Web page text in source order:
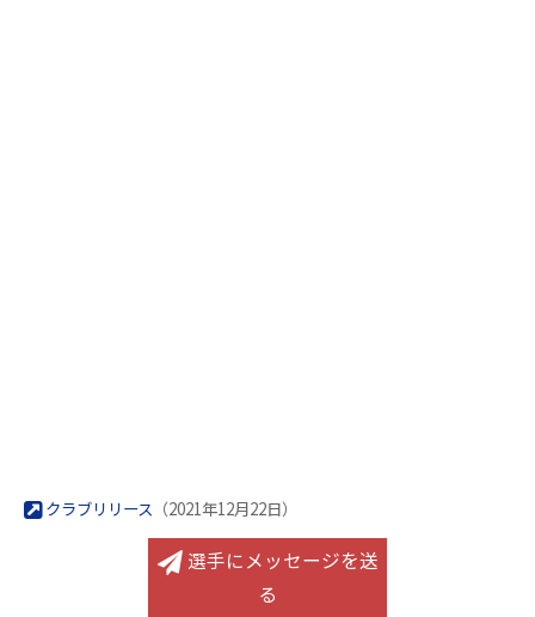
クラブリリース （2021年12月22日）
選手にメッセージを送
る